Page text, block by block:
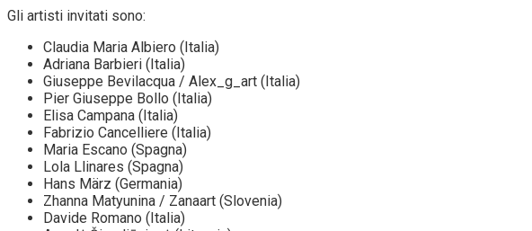
Gli artisti invitati sono:
Claudia Maria Albiero (Italia)
Adriana Barbieri (Italia)
Giuseppe Bevilacqua / Alex_g_art (Italia)
Pier Giuseppe Bollo (Italia)
Elisa Campana (Italia)
Fabrizio Cancelliere (Italia)
Maria Escano (Spagna)
Lola Llinares (Spagna)
Hans März (Germania)
Zhanna Matyunina / Zanaart (Slovenia)
Davide Romano (Italia)